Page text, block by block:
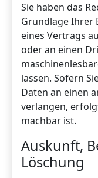
Sie haben das
Grundlage Ihrer
eines Vertrags
oder an einen
lassen. Sofern
Daten an einen
verlangen,
machbar ist.
Auskunft,
Löschung